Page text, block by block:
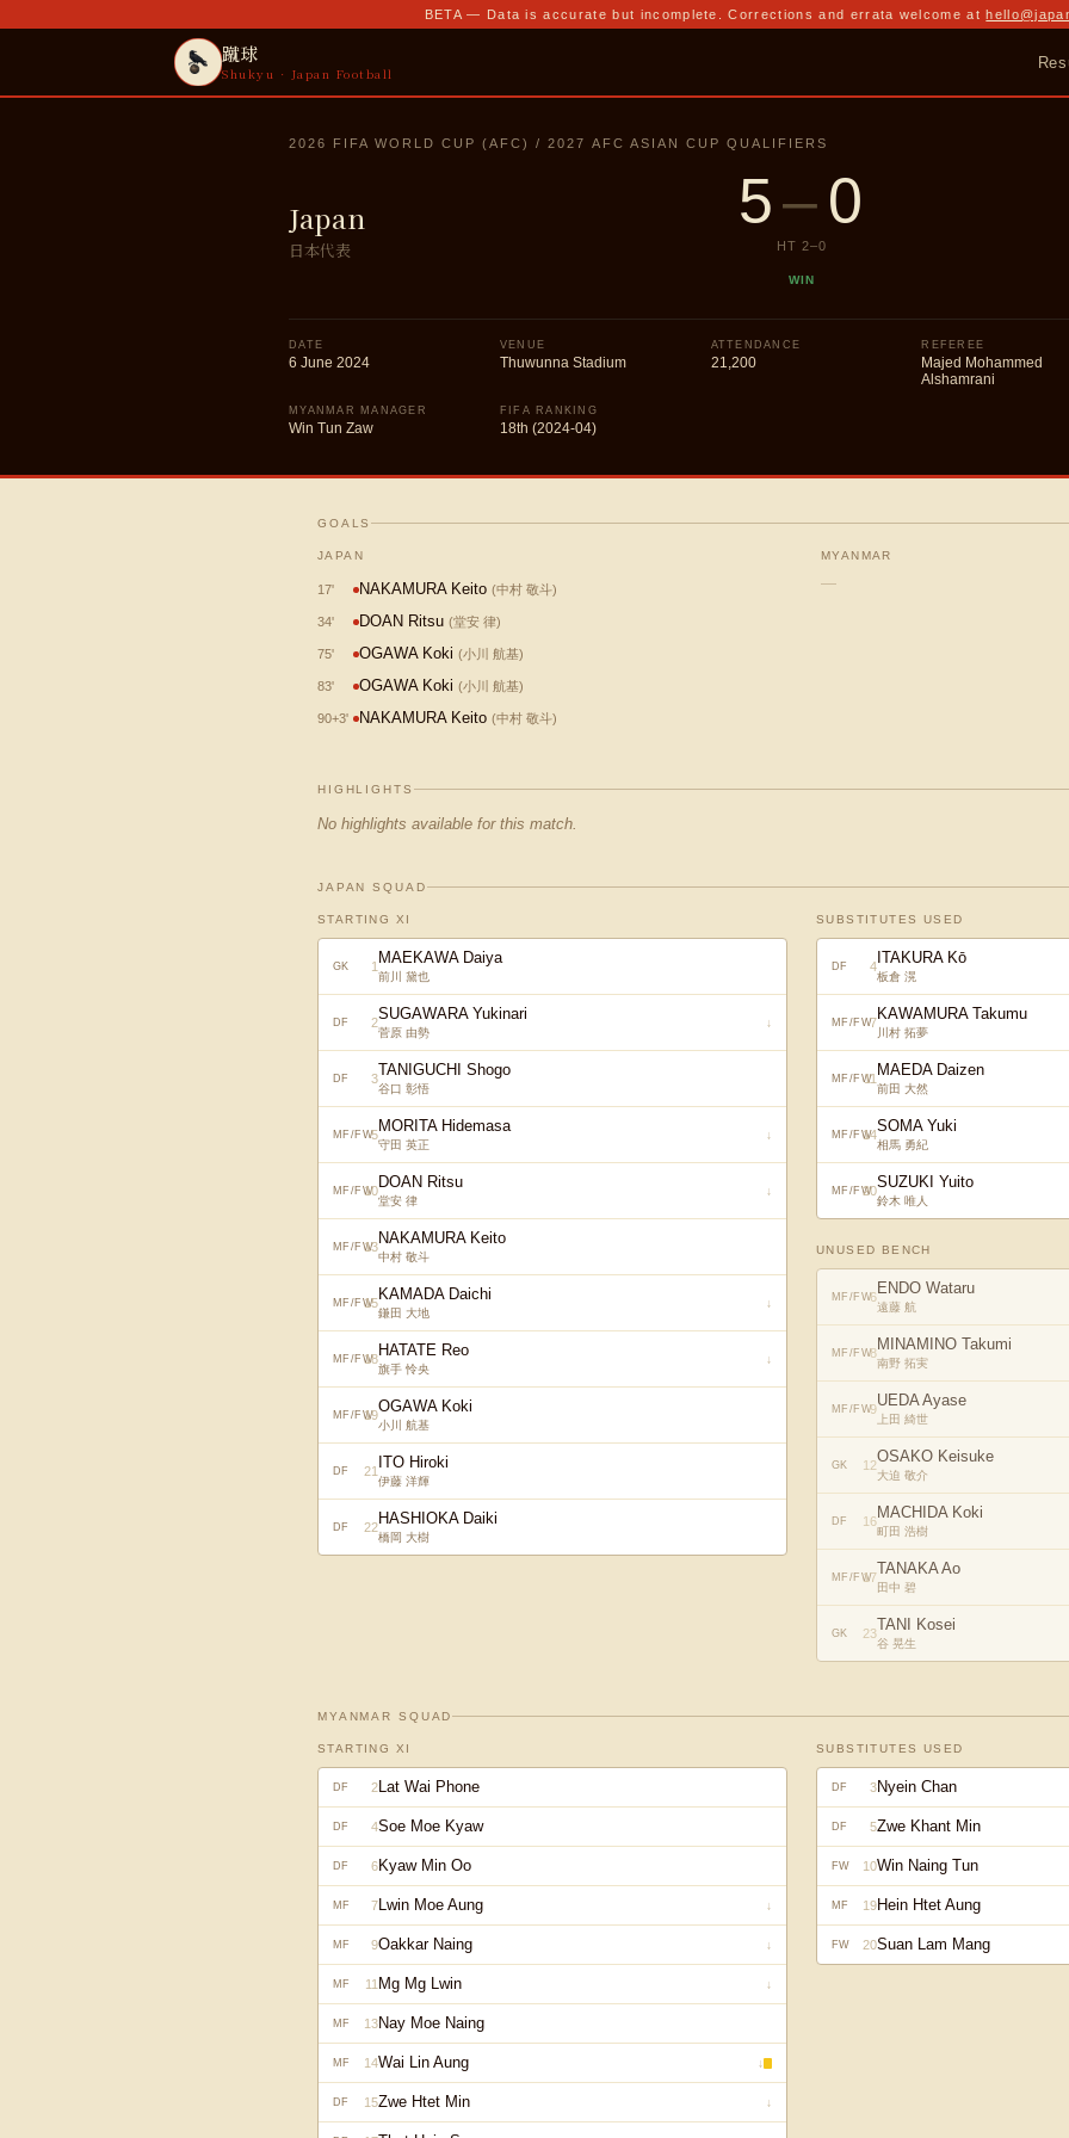
BETA — Data is accurate but incomplete. Corrections and errata welcome at
蹴球
Shukyu · Japan Football
2026 FIFA WORLD CUP (AFC) / 2027 AFC ASIAN CUP QUALIFIERS
Japan
日本代表
5–0
HT 2–0
WIN
DATE
6 June 2024
VENUE
Thuwunna Stadium
ATTENDANCE
21,200
REFEREE
Majed Mohammed
Alshamrani
MYANMAR MANAGER
Win Tun Zaw
FIFA RANKING
18th (2024-04)
GOALS
JAPAN
17' NAKAMURA Keito (中村 敬斗)
34' DOAN Ritsu (堂安 律)
75' OGAWA Koki (小川 航基)
83' OGAWA Koki (小川 航基)
90+3' NAKAMURA Keito (中村 敬斗)
MYANMAR
—
HIGHLIGHTS
No highlights available for this match.
JAPAN SQUAD
STARTING XI
GK 1 MAEKAWA Daiya
前川 黛也
DF 2SUGAWARA Yukinari
菅原 由勢
↓
DF 3TANIGUCHI Shogo
谷口 彰悟
MF/FW5MORITA Hidemasa
守田 英正
↓
MF/FW
10DOAN Ritsu
堂安 律
↓
MF/FW
13NAKAMURA Keito
中村 敬斗
MF/FW
15KAMADA Daichi
鎌田 大地
↓
MF/FW
18HATATE Reo
旗手 怜央
↓
MF/FW
19OGAWA Koki
小川 航基
DF 21 ITO Hiroki
伊藤 洋輝
DF 22HASHIOKA Daiki
橋岡 大樹
SUBSTITUTES USED
DF 4 ITAKURA Kō
板倉 滉
MF/FW7KAWAMURA Takumu
川村 拓夢
MF/FW
11 MAEDA Daizen
前田 大然
MF/FW
14SOMA Yuki
相馬 勇紀
MF/FW
20SUZUKI Yuito
鈴木 唯人
UNUSED BENCH
MF/FW6ENDO Wataru
遠藤 航
MF/FW8MINAMINO Takumi
南野 拓実
MF/FW9UEDA Ayase
上田 綺世
GK 12OSAKO Keisuke
大迫 敬介
DF 16MACHIDA Koki
町田 浩樹
MF/FW
17TANAKA Ao
田中 碧
GK 23TANI Kosei
谷 晃生
MYANMAR SQUAD
STARTING XI
DF 2Lat Wai Phone
DF 4Soe Moe Kyaw
DF 6Kyaw Min Oo
MF 7Lwin Moe Aung ↓
MF 9Oakkar Naing ↓
MF 11 Mg Mg Lwin ↓
MF 13Nay Moe Naing
MF 14Wai Lin Aung ↓
DF 15Zwe Htet Min ↓
SUBSTITUTES USED
DF 3Nyein Chan
DF 5Zwe Khant Min
FW 10Win Naing Tun
MF 19Hein Htet Aung
FW 20Suan Lam Mang